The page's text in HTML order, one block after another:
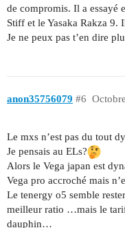
de compromis. Il a essayé
Stiff et le Yasaka Rakza 9.
Je ne peux pas t’en dire
anon35756079 #6
Le mxs n’est pas du tout
Je pensais au ELs?
Alors le Vega japan est
Vega pro accroché mais
Le tenergy o5 semble
meilleur ratio …mais le
dauphin…